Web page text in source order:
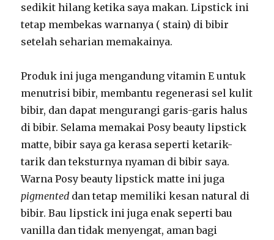
sedikit hilang ketika saya makan. Lipstick ini
tetap membekas warnanya ( stain) di bibir
setelah seharian memakainya.
Produk ini juga mengandung vitamin E untuk
menutrisi bibir, membantu regenerasi sel kulit
bibir, dan dapat mengurangi garis-garis halus
di bibir. Selama memakai Posy beauty lipstick
matte, bibir saya ga kerasa seperti ketarik-
tarik dan teksturnya nyaman di bibir saya.
Warna Posy beauty lipstick matte ini juga
pigmented dan tetap memiliki kesan natural di
bibir. Bau lipstick ini juga enak seperti bau
vanilla dan tidak menyengat, aman bagi